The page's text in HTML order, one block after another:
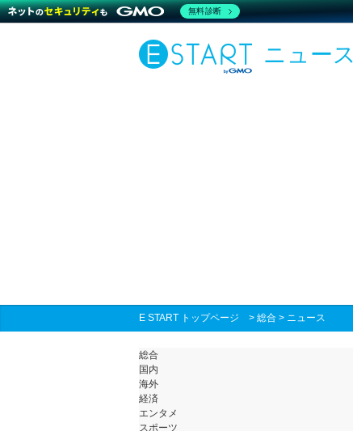
ニュース
E START トップページ > 総合 > ニュース
総合
国内
海外
経済
エンタメ
スポーツ
無料診断